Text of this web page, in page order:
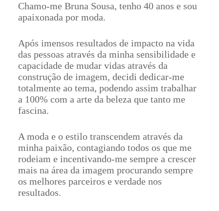
Chamo-me Bruna Sousa, tenho 40 anos e sou
apaixonada por moda.
Após imensos resultados de impacto na vida
das pessoas através da minha sensibilidade e
capacidade de mudar vidas através da
construção de imagem, decidi dedicar-me
totalmente ao tema, podendo assim trabalhar
a 100% com a arte da beleza que tanto me
fascina.
A moda e o estilo transcendem através da
minha paixão, contagiando todos os que me
rodeiam e incentivando-me sempre a crescer
mais na área da imagem procurando sempre
os melhores parceiros e verdade nos
resultados.